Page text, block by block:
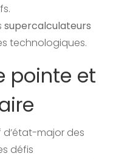
supercalculateurs
technologiques.
pointe et
d’état-major des
défis